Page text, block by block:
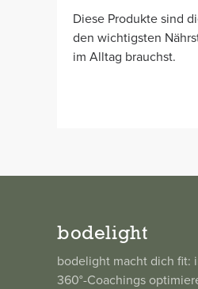
Diese Produkte sind
den wichtigsten
im Alltag brauchst.
bodelight
bodelight macht dich fit:
360°-Coachings